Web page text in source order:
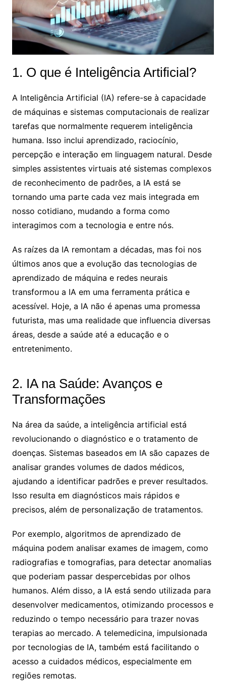
1. O que é Inteligência Artificial?
A Inteligência Artificial (IA) refere-se à capacidade
de máquinas e sistemas computacionais de realizar
tarefas que normalmente requerem inteligência
humana. Isso inclui aprendizado, raciocínio,
percepção e interação em linguagem natural. Desde
simples assistentes virtuais até sistemas complexos
de reconhecimento de padrões, a IA está se
tornando uma parte cada vez mais integrada em
nosso cotidiano, mudando a forma como
interagimos com a tecnologia e entre nós.
As raízes da IA remontam a décadas, mas foi nos
últimos anos que a evolução das tecnologias de
aprendizado de máquina e redes neurais
transformou a IA em uma ferramenta prática e
acessível. Hoje, a IA não é apenas uma promessa
futurista, mas uma realidade que influencia diversas
áreas, desde a saúde até a educação e o
entretenimento.
2. IA na Saúde: Avanços e
Transformações
Na área da saúde, a inteligência artificial está
revolucionando o diagnóstico e o tratamento de
doenças. Sistemas baseados em IA são capazes de
analisar grandes volumes de dados médicos,
ajudando a identificar padrões e prever resultados.
Isso resulta em diagnósticos mais rápidos e
precisos, além de personalização de tratamentos.
Por exemplo, algoritmos de aprendizado de
máquina podem analisar exames de imagem, como
radiografias e tomografias, para detectar anomalias
que poderiam passar despercebidas por olhos
humanos. Além disso, a IA está sendo utilizada para
desenvolver medicamentos, otimizando processos e
reduzindo o tempo necessário para trazer novas
terapias ao mercado. A telemedicina, impulsionada
por tecnologias de IA, também está facilitando o
acesso a cuidados médicos, especialmente em
regiões remotas.